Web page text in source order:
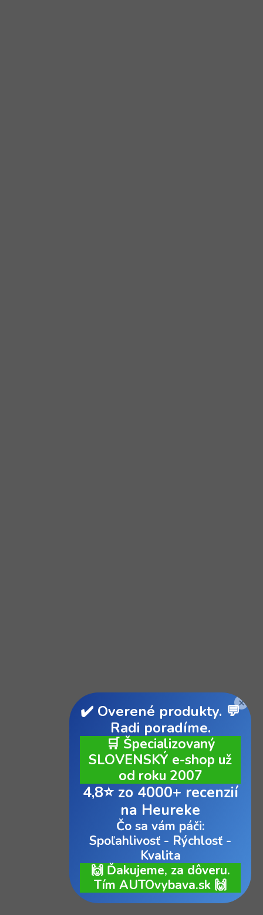
×
✔️ Overené produkty. 💬
Radi poradíme.
🛒 Špecializovaný
SLOVENSKÝ e-shop už
od roku 2007
4,8⭐ zo 4000+ recenzií
na Heureke
Čo sa vám páči:
Spoľahlivosť - Rýchlosť -
Kvalita
🙌 Ďakujeme, za dôveru.
Tím AUTOvybava.sk 🙌